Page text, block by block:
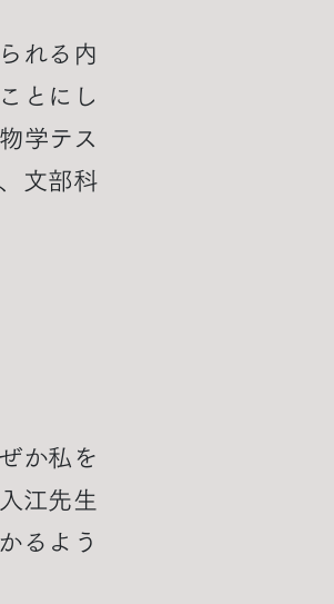
れる内
とにし
学テス
文部科
か私を
江先生
るよう